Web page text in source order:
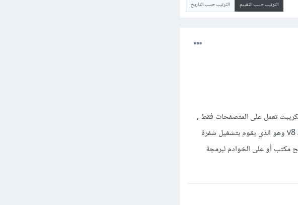
الترتيب حسب التقييم الترتيب حسب التاريخ
تعمل على المتصفحات فقط ,
بيئة عمل نود تقوم بتوفير المكاتب اللازمة والأدوات اللازمة من خلال ما يُعرف بمحرك v8 وهو الذي يقوم بتشغيل شفرة
أو على الخوادم لبرمجة